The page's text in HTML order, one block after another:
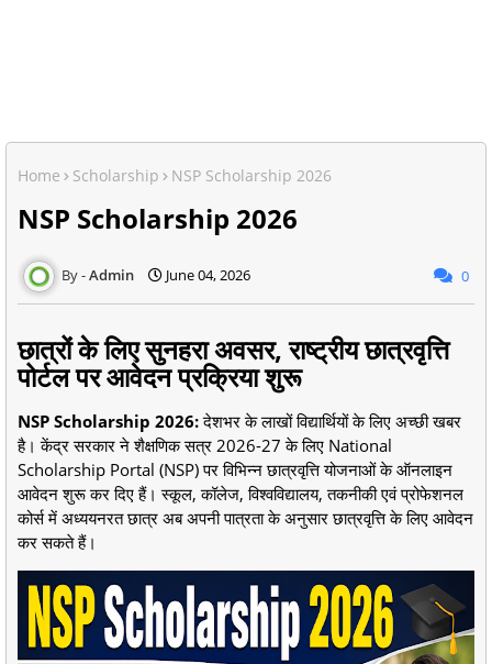
Home Scholarship NSP Scholarship 2026
NSP Scholarship 2026
Admin June 04, 2026 0
छात्रों के लिए सुनहरा अवसर, राष्ट्रीय छात्रवृत्ति
पोर्टल पर आवेदन प्रक्रिया शुरू
NSP Scholarship 2026:देशभर के लाखों विद्यार्थियों के लिए अच्छी खबर
है। केंद्र सरकार ने शैक्षणिक सत्र 2026-27 के लिए National
Scholarship Portal (NSP) पर विभिन्न छात्रवृत्ति योजनाओं के ऑनलाइन
आवेदन शुरू कर दिए हैं। स्कूल, कॉलेज, विश्वविद्यालय, तकनीकी एवं प्रोफेशनल
कोर्स में अध्ययनरत छात्र अब अपनी पात्रता के अनुसार छात्रवृत्ति के लिए आवेदन
कर सकते हैं।